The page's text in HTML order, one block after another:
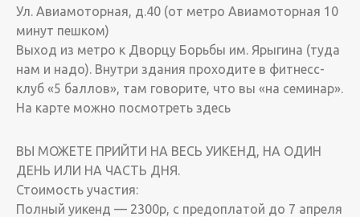
Ул. Авиамоторная, д.40 (от метро Авиамоторная 10
минут пешком)
Выход из метро к Дворцу Борьбы им. Ярыгина (туда
нам и надо). Внутри здания проходите в фитнесс-
клуб «5 баллов», там говорите, что вы «на семинар».
На карте можно посмотреть здесь
ВЫ МОЖЕТЕ ПРИЙТИ НА ВЕСЬ УИКЕНД, НА ОДИН
ДЕНЬ ИЛИ НА ЧАСТЬ ДНЯ.
Стоимость участия:
Полный уикенд — 2300р, с предоплатой до 7 апреля